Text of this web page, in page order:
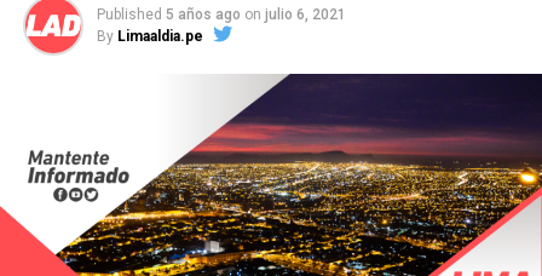
Published 5 años ago on julio 6, 2021
By Limaaldia.pe